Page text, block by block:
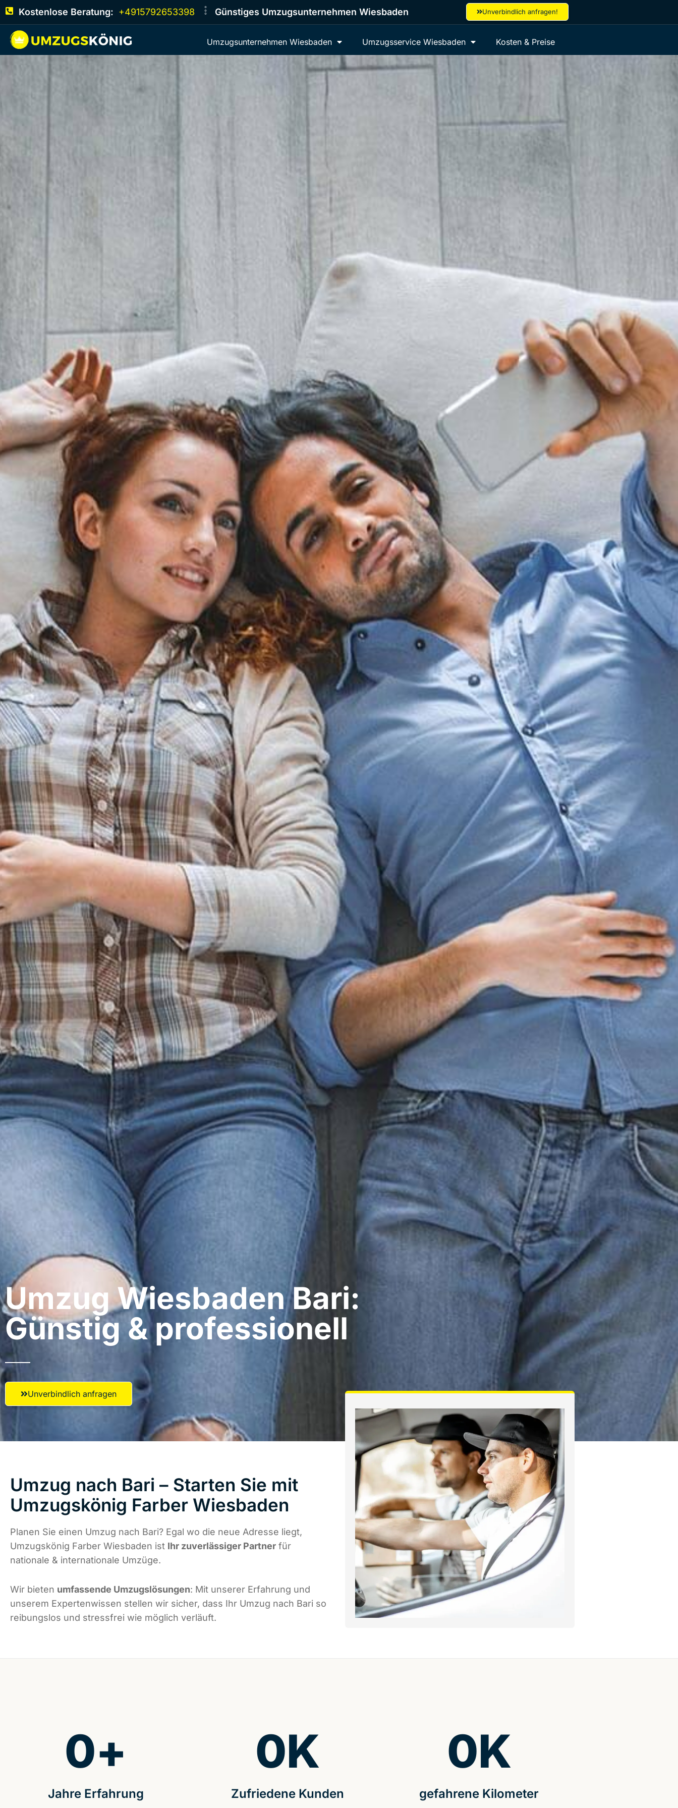
Kostenlose Beratung: +4915792653398 Günstiges Umzugsunternehmen Wiesbaden Unverbindlich anfragen!
Umzugsunternehmen Wiesbaden Umzugsservice Wiesbaden Kosten & Preise
Umzug Wiesbaden​ Bari:
Günstig & professionell​
Unverbindlich anfragen
Umzug nach Bari – Starten Sie mit
Umzugskönig Farber Wiesbaden
Planen Sie einen Umzug nach Bari? Egal wo die neue Adresse liegt,
Umzugskönig Farber Wiesbaden ist Ihr zuverlässiger Partner für
nationale & internationale Umzüge.
Wir bieten umfassende Umzugslösungen: Mit unserer Erfahrung und
unserem Expertenwissen stellen wir sicher, dass Ihr Umzug nach Bari so
reibungslos und stressfrei wie möglich verläuft.
Jahre Erfahrung
0+
Zufriedene Kunden
0K
gefahrene Kilometer
0K